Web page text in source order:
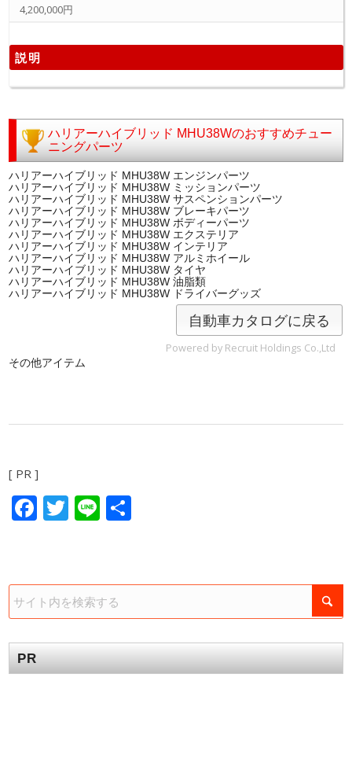
4,200,000円
説明
ハリアーハイブリッド MHU38Wのおすすめチュー
ニングパーツ
ハリアーハイブリッド MHU38W エンジンパーツ
ハリアーハイブリッド MHU38W ミッションパーツ
ハリアーハイブリッド MHU38W サスペンションパーツ
ハリアーハイブリッド MHU38W ブレーキパーツ
ハリアーハイブリッド MHU38W ボディーパーツ
ハリアーハイブリッド MHU38W エクステリア
ハリアーハイブリッド MHU38W インテリア
ハリアーハイブリッド MHU38W アルミホイール
ハリアーハイブリッド MHU38W タイヤ
ハリアーハイブリッド MHU38W 油脂類
ハリアーハイブリッド MHU38W ドライバーグッズ
自動車カタログに戻る
Powered by Recruit Holdings Co.,Ltd
その他アイテム
[ PR ]
Facebook
Twitter
Line
PR